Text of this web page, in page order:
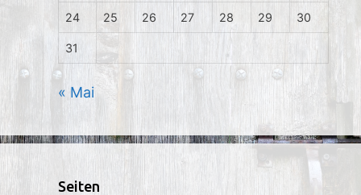
24 25 26 27 28 29 30
31
« Mai
Seiten